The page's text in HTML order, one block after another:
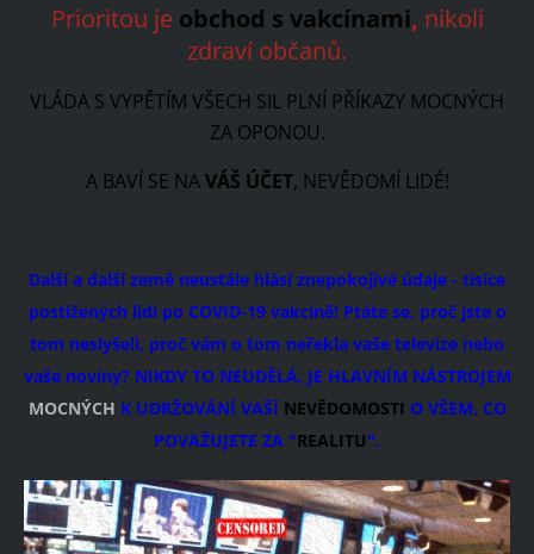
Prioritou je obchod s vakcínami, nikoli
zdraví občanů.
VLÁDA S VYPĚTÍM VŠECH SIL PLNÍ PŘÍKAZY MOCNÝCH
ZA OPONOU.
A BAVÍ SE NAVÁŠ ÚČET, NEVĚDOMÍ LIDÉ!
Další a další země neustále hlásí znepokojivé údaje - tisíce
postižených lidí po COVID-19 vakcíně! Ptáte se, proč jste o
tom neslyšeli, proč vám o tom neřekla vaše televize nebo
vaše noviny? NIKDY TO NEUDĚLÁ, JE HLAVNÍM NÁSTROJEM
MOCNÝCH K UDRŽOVÁNÍ VAŠÍ NEVĚDOMOSTI O VŠEM, CO
POVAŽUJETE ZA "REALITU".